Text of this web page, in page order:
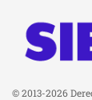
© 2013-2026